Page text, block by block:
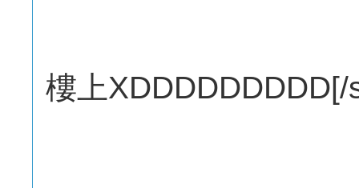
樓上XDDDDDDDDD[/